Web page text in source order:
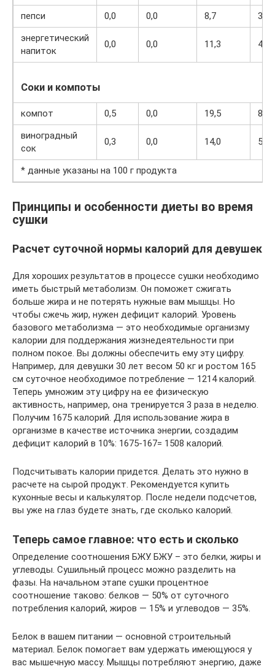
пепси 0,0 0,0 8,7
38
энергетический
напиток
0,0 0,0 11,3 45
Соки и компоты
компот 0,5 0,0 19,5
81
виноградный
сок
0,3 0,0 14,0 54
* данные указаны на 100 г продукта
Принципы и особенности диеты во время
сушки
Расчет суточной нормы калорий для девушек
Для хороших результатов в процессе сушки необходимо
иметь быстрый метаболизм. Он поможет сжигать
больше жира и не потерять нужные вам мышцы. Но
чтобы сжечь жир, нужен дефицит калорий. Уровень
базового метаболизма — это необходимые организму
калории для поддержания жизнедеятельности при
полном покое. Вы должны обеспечить ему эту цифру.
Например, для девушки 30 лет весом 50 кг и ростом 165
см суточное необходимое потребление — 1214 калорий.
Теперь умножим эту цифру на ее физическую
активность, например, она тренируется 3 раза в неделю.
Получим 1675 калорий. Для использование жира в
организме в качестве источника энергии, создадим
дефицит калорий в 10%: 1675-167= 1508 калорий.
Подсчитывать калории придется. Делать это нужно в
расчете на сырой продукт. Рекомендуется купить
кухонные весы и калькулятор. После недели подсчетов,
вы уже на глаз будете знать, где сколько калорий.
Теперь самое главное: что есть и сколько
Определение соотношения БЖУ. БЖУ – это белки, жиры и
углеводы. Сушильный процесс можно разделить на
фазы. На начальном этапе сушки процентное
соотношение таково: белков — 50% от суточного
потребления калорий, жиров — 15% и углеводов — 35%.
Белок в вашем питании — основной строительный
материал. Белок помогает вам удержать имеющуюся у
вас мышечную массу. Мышцы потребляют энергию, даже